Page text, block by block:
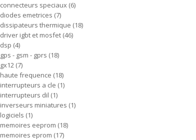
connecteurs speciaux 6
diodes emetrices 7
dissipateurs thermique 18
driver igbt et mosfet 46
dsp 4
gps - gsm - gprs 18
gx12 7
haute frequence 18
interrupteurs a cle 1
interrupteurs dil 1
inverseurs miniatures 1
logiciels 1
memoires eeprom 18
memoires eprom 17